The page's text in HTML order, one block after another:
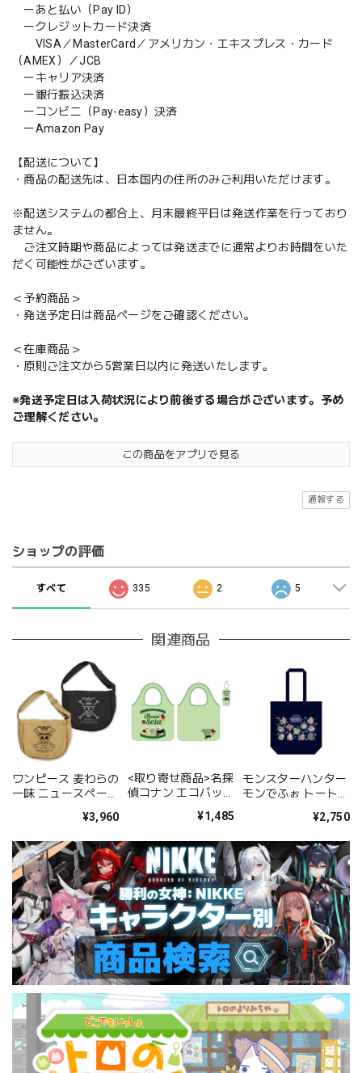
ーあと払い（Pay ID）
ークレジットカード決済
VISA／MasterCard／アメリカン・エキスプレス・カード
（AMEX）／JCB
ーキャリア決済
ー銀行振込決済
ーコンビニ（Pay-easy）決済
ーAmazon Pay
【配送について】
・商品の配送先は、日本国内の住所のみご利用いただけます。
※配送システムの都合上、月末最終平日は発送作業を行っており
ません。
ご注文時期や商品によっては発送までに通常よりお時間をいた
だく可能性がございます。
＜予約商品＞
・発送予定日は商品ページをご確認ください。
＜在庫商品＞
・原則ご注文から5営業日以内に発送いたします。
※発送予定日は入荷状況により前後する場合がございます。予め
ご理解ください。
この商品をアプリで見る
通報する
ショップの評価
すべて 335 2 5
関連商品
ワンピース 麦わらの
一味 ニュースペーパ
¥3,960
<取り寄せ商品>名探
偵コナン エコバッグ
¥1,485
モンスターハンター
モンでふぉ トートバ
¥2,750